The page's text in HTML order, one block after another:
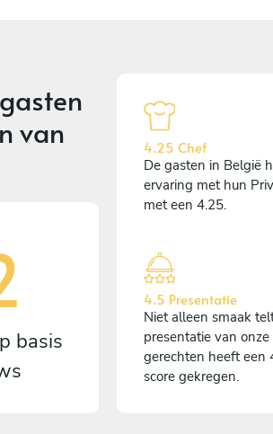
van
basis
4.25 Chef
De gasten in België
ervaring met hun
met een 4.25.
4.5 Presentatie
Niet alleen smaak
presentatie van
gerechten heeft een
score gekregen.